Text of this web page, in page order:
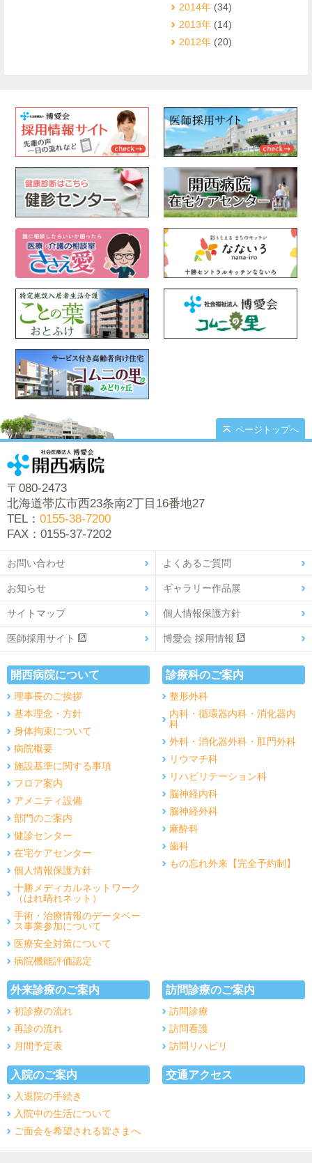
2014年(34)
2013年(14)
2012年(20)
ページトップへ
〒080-2473
北海道帯広市西23条南2丁目16番地27
TEL： 0155-38-7200
FAX：0155-37-7202
お問い合わせ よくあるご質問
お知らせ ギャラリー作品展
サイトマップ 個人情報保護方針
医師採用サイト 博愛会 採用情報
開西病院について
理事長のご挨拶
基本理念・方針
身体拘束について
病院概要
施設基準に関する事項
フロア案内
アメニティ設備
部門のご案内
健診センター
在宅ケアセンター
個人情報保護方針
十勝メディカルネットワーク
（はれ晴れネット）
手術・治療情報のデータベー
ス事業参加について
医療安全対策について
病院機能評価認定
診療科のご案内
整形外科
内科・循環器内科・消化器内
科
外科・消化器外科・肛門外科
リウマチ科
リハビリテーション科
脳神経内科
脳神経外科
麻酔科
歯科
もの忘れ外来【完全予約制】
外来診療のご案内
初診療の流れ
再診の流れ
月間予定表
訪問診療のご案内
訪問診療
訪問看護
訪問リハビリ
入院のご案内
入退院の手続き
入院中の生活について
ご面会を希望される皆さまへ
交通アクセス